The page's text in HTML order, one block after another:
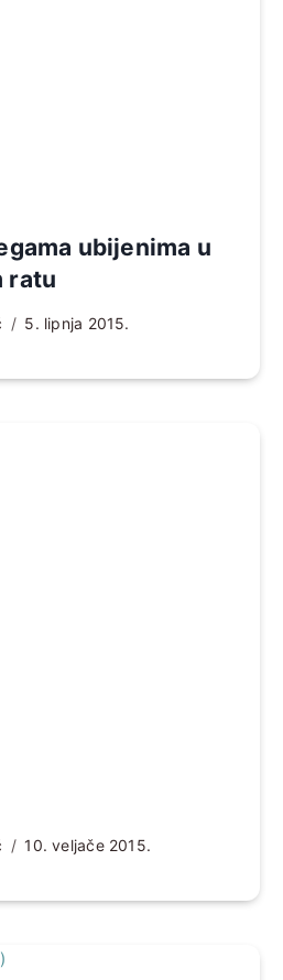
ubijenima u
ratu
5. lipnja 2015.
10. veljače 2015.